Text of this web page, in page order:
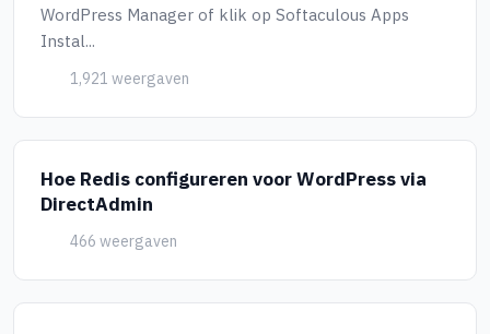
WordPress Manager of klik op Softaculous Apps
Instal...
1,921 weergaven
Hoe Redis configureren voor WordPress via
DirectAdmin
466 weergaven